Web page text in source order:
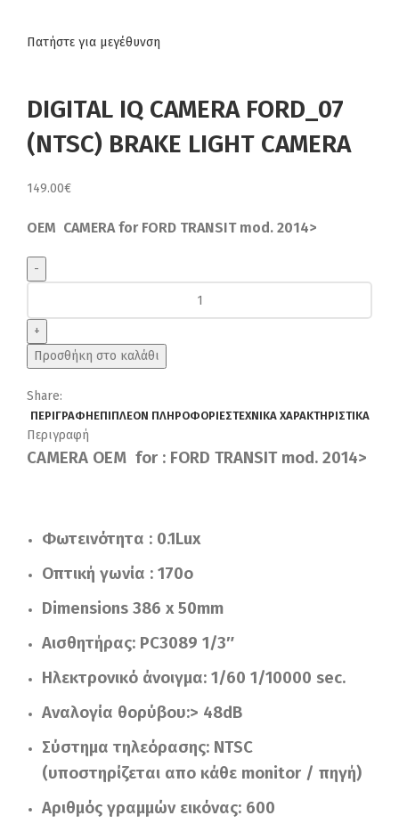
Πατήστε για μεγέθυνση
DIGITAL IQ CAMERA FORD_07
(NTSC) BRAKE LIGHT CAMERA
149.00€
OEM CAMERA for FORD TRANSIT mod. 2014>
CAMERA
FORD_07
(NTSC)
BRAKE
CAMERA
ποσότητα
Προσθήκη στο καλάθι
Share:
ΠΕΡΙΓΡΑΦΉΕΠΙΠΛΈΟΝ ΠΛΗΡΟΦΟΡΊΕΣΤΕΧΝΙΚΆ ΧΑΡΑΚΤΗΡΙΣΤΙΚΆ
Περιγραφή
CAMERA OEM for : FORD TRANSIT mod. 2014>
Φωτεινότητα : 0.1Lux
Οπτική γωνία : 170o
Dimensions 386 x 50mm
Αισθητήρας: PC3089 1/3″
Ηλεκτρονικό άνοιγμα: 1/60 1/10000 sec.
Αναλογία θορύβου:> 48dB
Σύστημα τηλεόρασης: NTSC
(υποστηρίζεται απο κάθε monitor / πηγή)
Αριθμός γραμμών εικόνας: 600